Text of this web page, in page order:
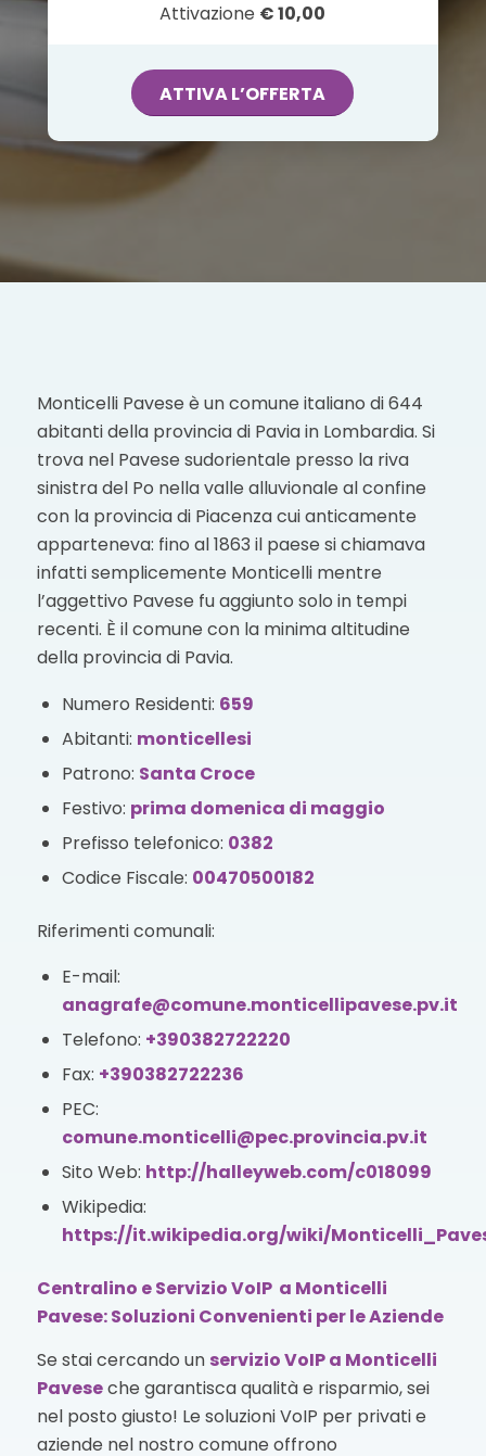
Attivazione € 10,00
ATTIVA L’OFFERTA
Monticelli Pavese è un comune italiano di 644
abitanti della provincia di Pavia in Lombardia. Si
trova nel Pavese sudorientale presso la riva
sinistra del Po nella valle alluvionale al confine
con la provincia di Piacenza cui anticamente
apparteneva: fino al 1863 il paese si chiamava
infatti semplicemente Monticelli mentre
l’aggettivo Pavese fu aggiunto solo in tempi
recenti. È il comune con la minima altitudine
della provincia di Pavia.
Numero Residenti: 659
Abitanti: monticellesi
Patrono: Santa Croce
Festivo: prima domenica di maggio
Prefisso telefonico: 0382
Codice Fiscale: 00470500182
Riferimenti comunali:
E-mail:
anagrafe@comune.monticellipavese.pv.it
Telefono: +390382722220
Fax: +390382722236
PEC:
comune.monticelli@pec.provincia.pv.it
Sito Web: http://halleyweb.com/c018099
Wikipedia:
https://it.wikipedia.org/wiki/
Centralino e Servizio VoIP a Monticelli
Pavese: Soluzioni Convenienti per le Aziende
Se stai cercando un servizio VoIPa Monticelli
Paveseche garantisca qualità e risparmio, sei
nel posto giusto! Le soluzioni VoIP per privati e
aziende nel nostro comune offrono